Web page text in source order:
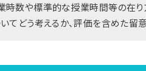
時数や標準的な授業時間等の在
てどう考えるか、評価を含めた留